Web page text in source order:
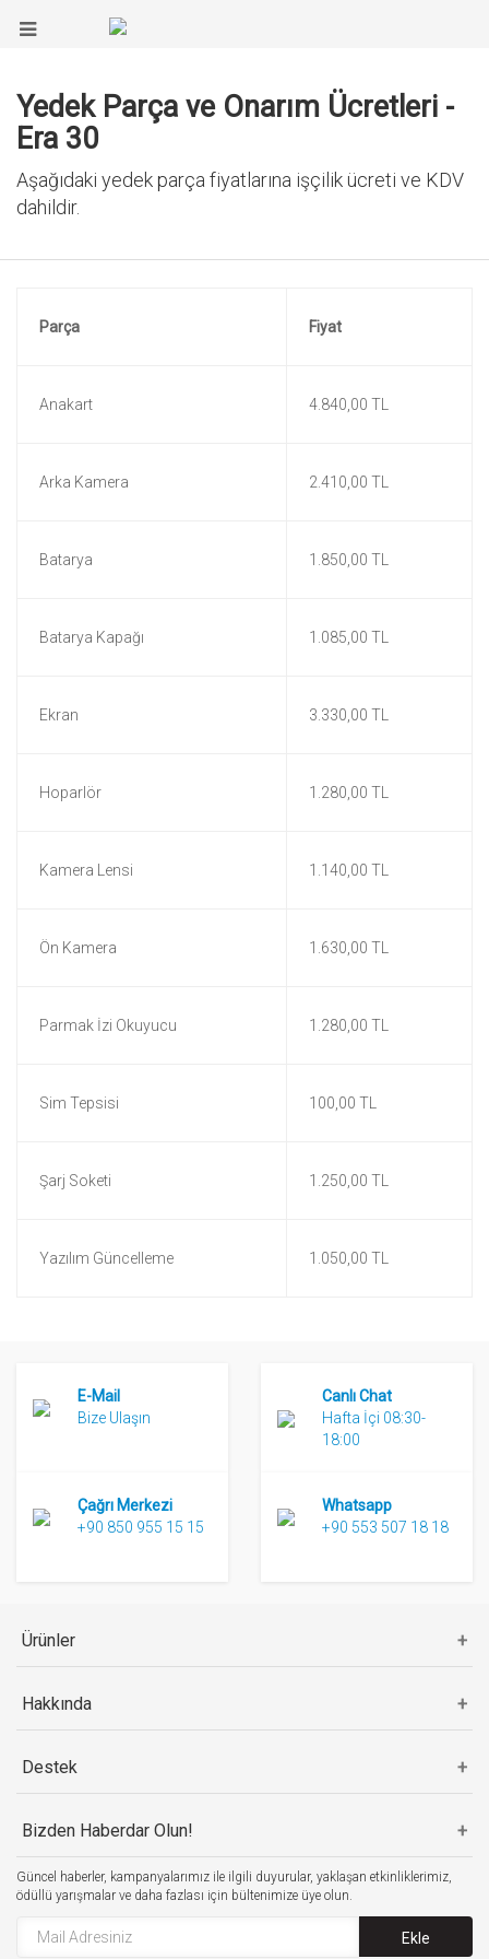
Yedek Parça ve Onarım Ücretleri -
Era 30
Aşağıdaki yedek parça fiyatlarına işçilik ücreti ve KDV
dahildir.
Parça Fiyat
Anakart 4.840,00 TL
Arka Kamera 2.410,00 TL
Batarya 1.850,00 TL
Batarya Kapağı 1.085,00 TL
Ekran 3.330,00 TL
Hoparlör 1.280,00 TL
Kamera Lensi 1.140,00 TL
Ön Kamera 1.630,00 TL
Parmak İzi Okuyucu 1.280,00 TL
Sim Tepsisi 100,00 TL
Şarj Soketi 1.250,00 TL
Yazılım Güncelleme 1.050,00 TL
E-Mail
Bize Ulaşın
Canlı Chat
Hafta İçi 08:30-
18:00
Çağrı Merkezi
+90 850 955 15 15
Whatsapp
+90 553 507 18 18
Ürünler
Hakkında
Destek
Bizden Haberdar Olun!
Güncel haberler, kampanyalarımız ile ilgili duyurular, yaklaşan etkinliklerimiz,
ödüllü yarışmalar ve daha fazlası için bültenimize üye olun.
Ekle